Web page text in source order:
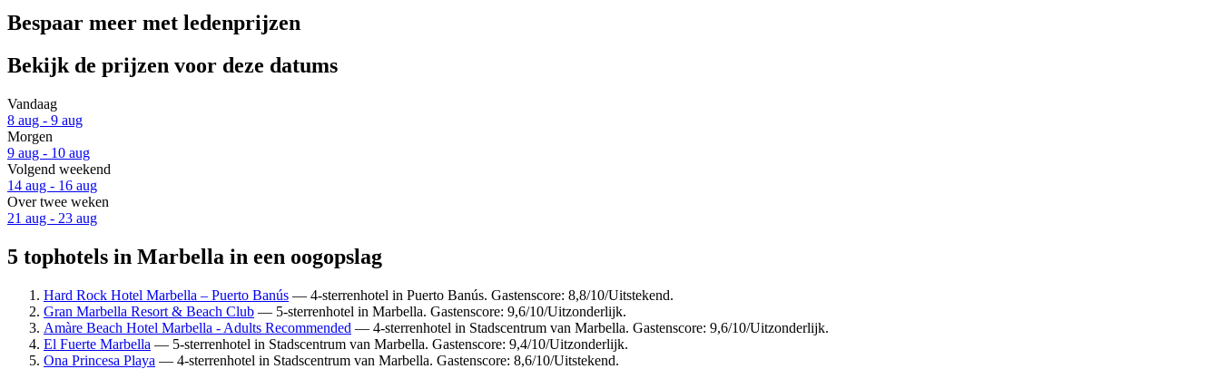
Bespaar meer met ledenprijzen
Bekijk de prijzen voor deze datums
Vandaag
8 aug - 9 aug
Morgen
9 aug - 10 aug
Volgend weekend
14 aug - 16 aug
Over twee weken
21 aug - 23 aug
5 tophotels in Marbella in een oogopslag
Hard Rock Hotel Marbella – Puerto Banús — 4-sterrenhotel in Puerto Banús. Gastenscore: 8,8/10/Uitstekend.
Gran Marbella Resort & Beach Club — 5-sterrenhotel in Marbella. Gastenscore: 9,6/10/Uitzonderlijk.
Amàre Beach Hotel Marbella - Adults Recommended — 4-sterrenhotel in Stadscentrum van Marbella. Gastenscore: 9,6/10/Uitzonderlijk.
El Fuerte Marbella — 5-sterrenhotel in Stadscentrum van Marbella. Gastenscore: 9,4/10/Uitzonderlijk.
Ona Princesa Playa — 4-sterrenhotel in Stadscentrum van Marbella. Gastenscore: 8,6/10/Uitstekend.